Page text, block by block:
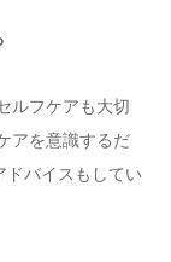
ルフケアも大切
アを意識するだ
ドバイスもしてい